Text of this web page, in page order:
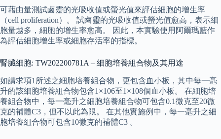
可藉由量測試鹵靈的光吸收值或螢光值來評估細胞的增生率
（cell proliferation）。 試鹵靈的光吸收值或螢光值愈高，表示細
胞量越多，細胞的增生率愈高。 因此，本實驗使用阿爾瑪藍作
為評估細胞增生率或細胞存活率的指標。
腎臟細胞: TW202200781A – 細胞培養組合物及其用途
如請求項1所述之細胞培養組合物，更包含血小板，其中每一毫
升的該細胞培養組合物包含1×106至1×108個血小板。 在細胞培
養組合物中，每一毫升之細胞培養組合物可包含0.1微克至20微
克的補體C3，但不以此為限。 在其他實施例中，每一毫升之細
胞培養組合物可包含10微克的補體C3 。